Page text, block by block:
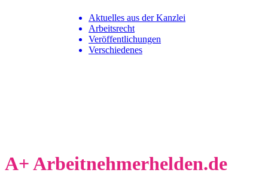
Aktuelles aus der Kanzlei
Arbeitsrecht
Veröffentlichungen
Verschiedenes
A+ Arbeitnehmerhelden.de